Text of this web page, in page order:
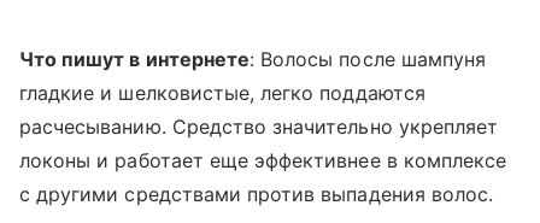
Что пишут в интернете: Волосы после шампуня
гладкие и шелковистые, легко поддаются
расчесыванию. Средство значительно укрепляет
локоны и работает еще эффективнее в комплексе
с другими средствами против выпадения волос.